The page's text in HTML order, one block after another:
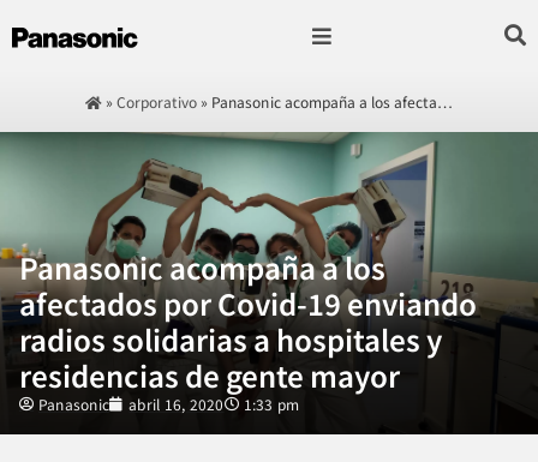
»Corporativo » Panasonic acompaña a los afecta…
Panasonic acompaña a los
afectados por Covid-19 enviando
radios solidarias a hospitales y
residencias de gente mayor
Panasonic abril 16, 2020 1:33 pm